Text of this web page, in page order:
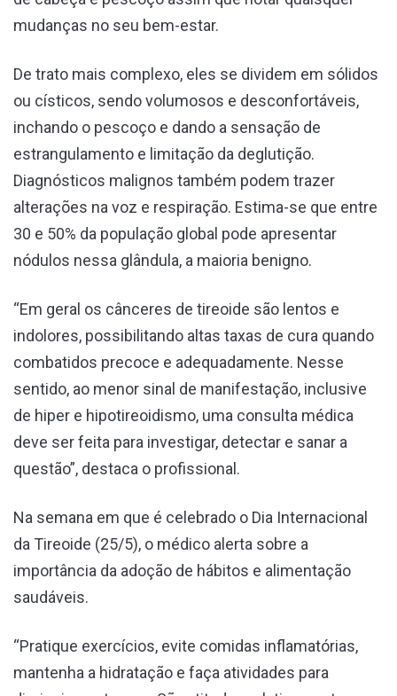
mudanças no seu bem-estar.
De trato mais complexo, eles se dividem em sólidos
ou císticos, sendo volumosos e desconfortáveis,
inchando o pescoço e dando a sensação de
estrangulamento e limitação da deglutição.
Diagnósticos malignos também podem trazer
alterações na voz e respiração. Estima-se que entre
30 e 50% da população global pode apresentar
nódulos nessa glândula, a maioria benigno.
“Em geral os cânceres de tireoide são lentos e
indolores, possibilitando altas taxas de cura quando
combatidos precoce e adequadamente. Nesse
sentido, ao menor sinal de manifestação, inclusive
de hiper e hipotireoidismo, uma consulta médica
deve ser feita para investigar, detectar e sanar a
questão”, destaca o profissional.
Na semana em que é celebrado o Dia Internacional
da Tireoide (25/5), o médico alerta sobre a
importância da adoção de hábitos e alimentação
saudáveis.
“Pratique exercícios, evite comidas inflamatórias,
mantenha a hidratação e faça atividades para